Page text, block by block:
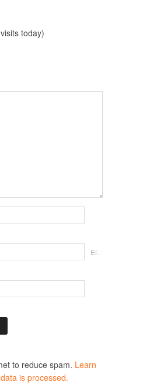
today)
El.
to reduce spam. Learn
is processed.